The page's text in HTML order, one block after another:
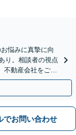
悩みに真摯に向
り。相談者の視点
不動産会社をご紹
でお問い合わせ